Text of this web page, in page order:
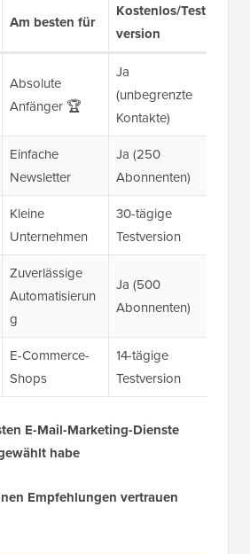
Am besten für
Kostenlos/Test
version
Absolute
Anfänger 🏆
Ja
(unbegrenzte
Kontakte)
Einfache
Newsletter
Ja (250
Abonnenten)
Kleine
Unternehmen
30-tägige
Testversion
Zuverlässige
Automatisierun
g
Ja (500
Abonnenten)
E-Commerce-
Shops
14-tägige
Testversion
E-Mail-Marketing-Dienste
habe
Empfehlungen vertrauen